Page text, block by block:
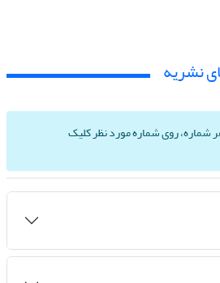
نشریه
شماره، روی شماره مورد نظر کلیک